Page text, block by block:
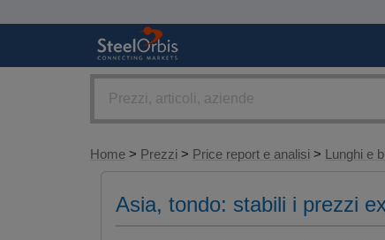
Home > Prezzi > Price report e analisi > Lunghi e
Asia, tondo: stabili i prezzi